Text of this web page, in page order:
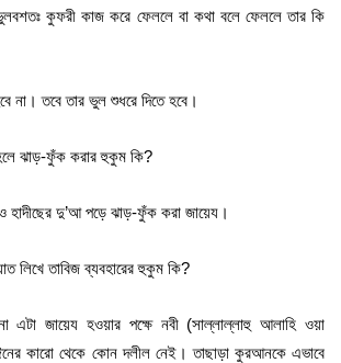
কুফরী কাজ করে ফেললে বা কথা বলে ফেললে তার কি
না। তবে তার ভুল শুধরে দিতে হবে।
ঝাড়-ফুঁক করার হুকুম কি?
দু’আ পড়ে ঝাড়-ফুঁক করা জায়েয।
লিখে তাবিজ ব্যবহারের হুকুম কি?
এটা জায়েয হওয়ার পক্ষে নবী (সাল্লাল্লাহু আলাহি ওয়া
কারো থেকে কোন দলীল নেই। তাছাড়া কুরআনকে এভাবে